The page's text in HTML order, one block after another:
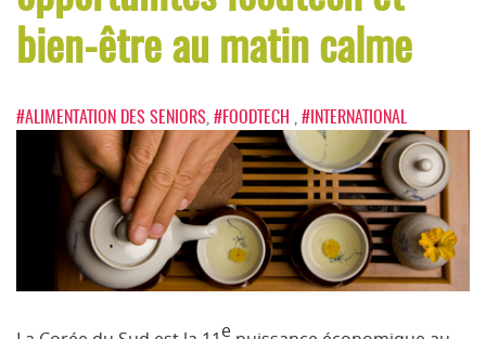
bien-être au matin calme
#ALIMENTATION DES SENIORS #FOODTECH #INTERNATIONAL
e